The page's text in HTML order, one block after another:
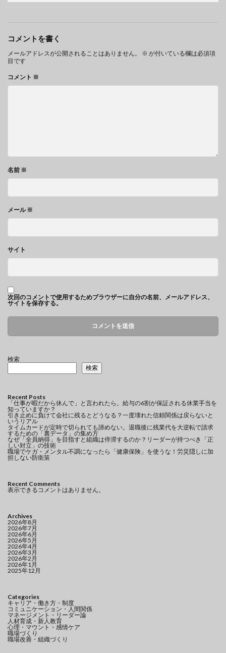
コメントを書く
メールアドレスが公開されることはありません。 ※ が付いている欄は必須項
目です
コメント ※
名前 ※
メール※
サイト
次回のコメントで使用するためブラウザーに自分の名前、メールアドレス、
サイトを保存する。
検索
検索
Recent Posts
「仕事が暇だから休んで」と言われたら。給与の6割が保証される休業手当を
知っていますか？
引き止めに負けて会社に残るとどうなる？一度壊れた信頼関係は戻らないと
いうリアル
タイムカードが定時で切られても諦めない。退職後に残業代を大逆転で請求
するための「裏データ」の集め方
なぜ「全員納得」を目指すと組織は停滞するのか？リーダーが持つべき「正
しい対立」の技術
職場でケガ・メンタル不調になったら「健康保険」を使うな！労災隠しに加
担しない防衛策
Recent Comments
表示できるコメントはありません。
Archives
2026年8月
2026年7月
2026年6月
2026年5月
2026年4月
2026年3月
2026年2月
2026年1月
2025年12月
Categories
キャリア・働き方・制度
コミュニケーション・人間関係
マネージメント・リーダー論
人材育成・新人教育
心理・マウント・感情ケア
職場づくり
職場改善・組織づくり